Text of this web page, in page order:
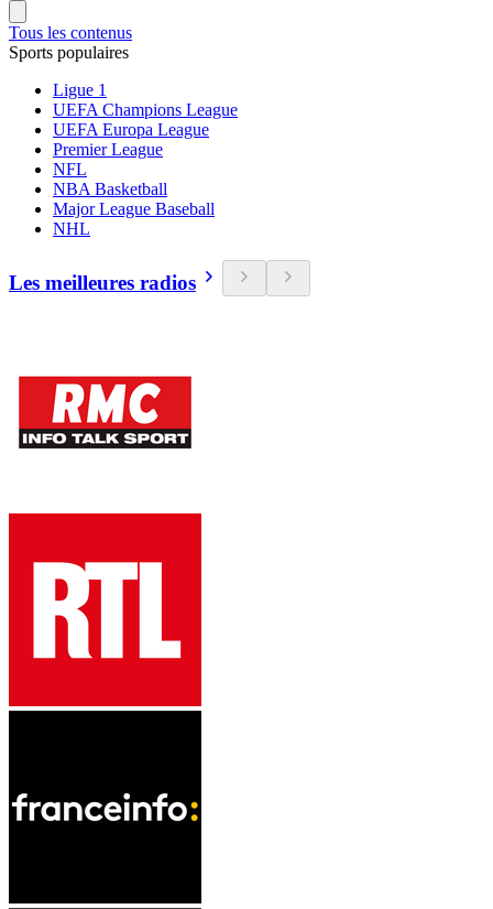
Tous les contenus
Sports populaires
Ligue 1
UEFA Champions League
UEFA Europa League
Premier League
NFL
NBA Basketball
Major League Baseball
NHL
Les meilleures radios